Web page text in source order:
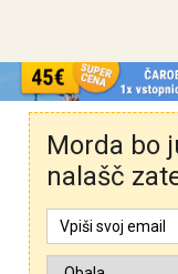
Morda bo
nalašč